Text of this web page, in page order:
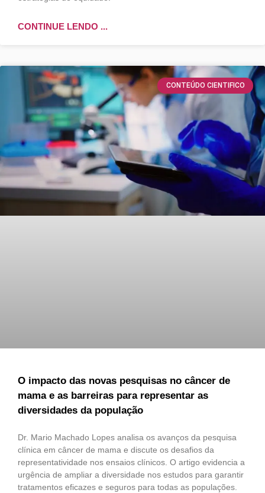
CONTINUE LENDO ...
CONTEÚDO CIENTIFICO
O impacto das novas pesquisas no câncer de
mama e as barreiras para representar as
diversidades da população
Dr. Mario Machado Lopes analisa os avanços da pesquisa
clínica em câncer de mama e discute os desafios da
representatividade nos ensaios clínicos. O artigo evidencia a
urgência de ampliar a diversidade nos estudos para garantir
tratamentos eficazes e seguros para todas as populações.